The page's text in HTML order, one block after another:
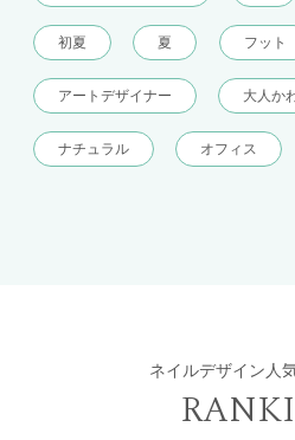
初夏 夏 フット
アートデザイナー 大人か
ナチュラル オフィス
ネイルデザイン人